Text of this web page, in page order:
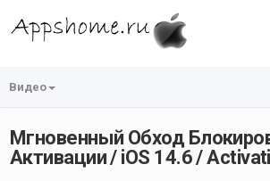
Видео
Мгновенный Обход
Активации / iOS 14.6 /